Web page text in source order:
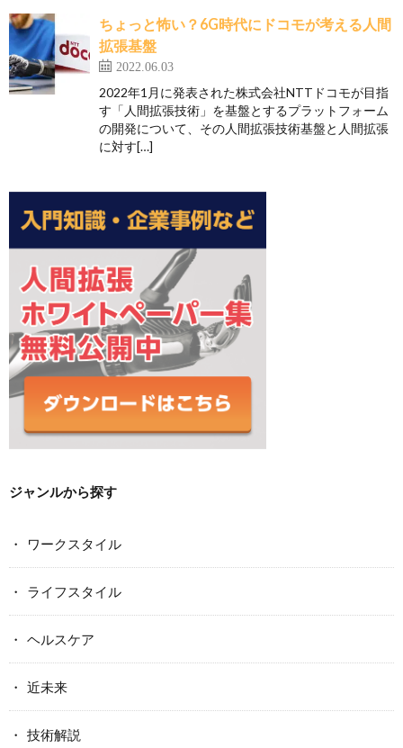
ちょっと怖い？6G時代にドコモが考える人間
拡張基盤
2022.06.03
2022年1月に発表された株式会社NTTドコモが目指
す「人間拡張技術」を基盤とするプラットフォーム
の開発について、その人間拡張技術基盤と人間拡張
に対す[…]
ジャンルから探す
ワークスタイル
ライフスタイル
ヘルスケア
近未来
技術解説